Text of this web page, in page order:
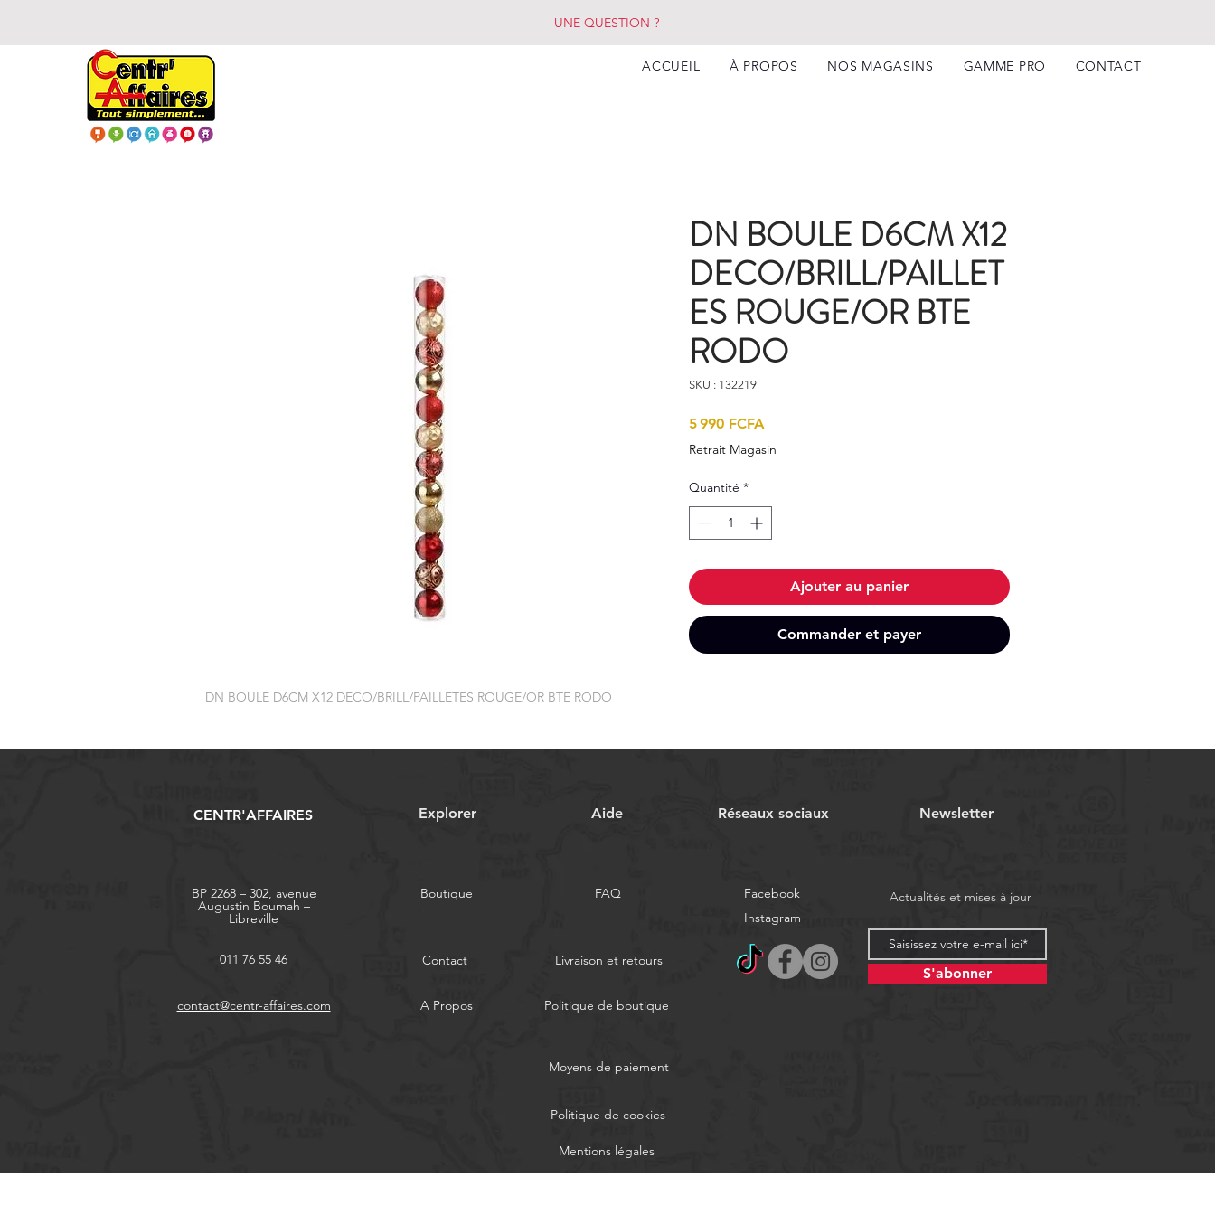
UNE QUESTION ?
ACCUEIL À PROPOS NOS MAGASINS GAMME PRO CONTACT
DN BOULE D6CM X12 DECO/BRILL/PAILLETES ROUGE/OR BTE RODO
DN BOULE D6CM X12
DECO/BRILL/PAILLET
ES ROUGE/OR BTE
RODO
SKU : 132219
5 990 FCFA
Retrait Magasin
Quantité *
Ajouter au panier
Commander et payer
CENTR'AFFAIRES Explorer Aide Réseaux sociaux Newsletter
BP 2268 – 302, avenue
Augustin Boumah –
Libreville
011 76 55 46
contact@centr-affaires.com
Boutique FAQ
Contact
A Propos
Livraison et retours
Politique de boutique
Facebook
Instagram
Actualités et mises à jour
S'abonner
Moyens de paiement
Politique de cookies
Mentions légales